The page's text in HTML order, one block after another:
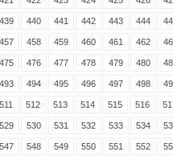
439 440 441 442 443 444
457 458 459 460 461 462
475 476 477 478 479 480
493 494 495 496 497 498
511 512 513 514 515 516
529 530 531 532 533 534
547 548 549 550 551 552